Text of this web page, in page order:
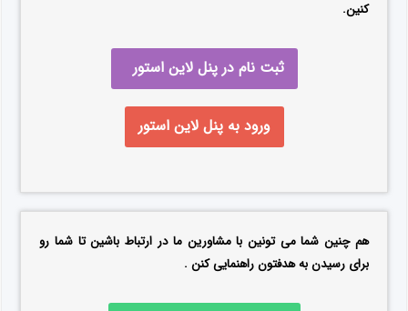
کنین.
ثبت نام در پنل لاین استور
ورود به پنل لاین استور
هم چنین شما می تونین با مشاورین ما در ارتباط باشین تا شما رو
برای رسیدن به هدفتون راهنمایی کنن .